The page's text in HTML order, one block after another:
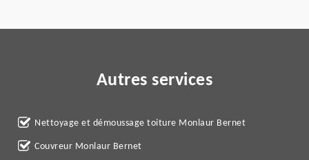
Autres services
Nettoyage et démoussage toiture Monlaur Bernet
Couvreur Monlaur Bernet